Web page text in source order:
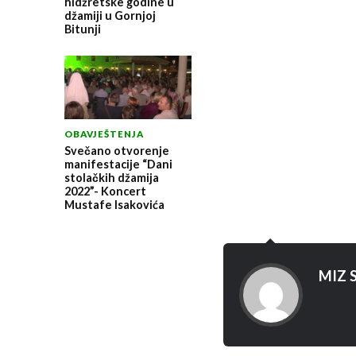
džamiji u Gornjoj
Bitunji
OBAVJEŠTENJA
Svečano otvorenje
manifestacije “Dani
stolačkih džamija
2022”- Koncert
Mustafe Isakovića
MIZ